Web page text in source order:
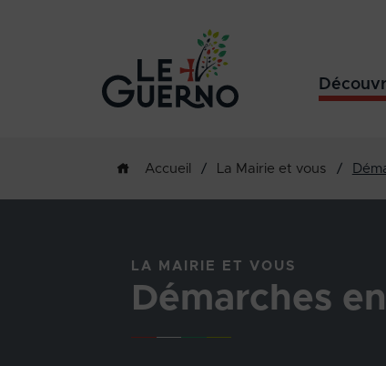
Accueil / La Mairie et vous /
LA MAIRIE ET VOUS
Démarches